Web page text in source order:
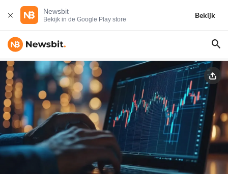
Newsbit
Bekijk in de Google Play store
Bekijk